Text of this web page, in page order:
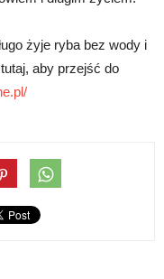
żyje ryba bez wody i
aby przejść do